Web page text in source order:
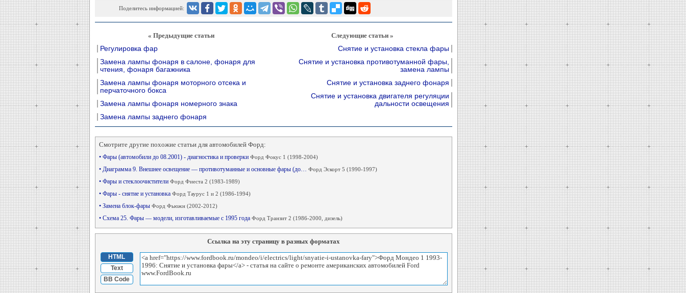
Поделитесь информацией:
« Предыдущие статьи
Регулировка фар
Замена лампы фонаря в салоне, фонаря для
чтения, фонаря багажника
Замена лампы фонаря моторного отсека и
перчаточного бокса
Замена лампы фонаря номерного знака
Замена лампы заднего фонаря
Следующие статьи »
Снятие и установка стекла фары
Снятие и установка противотуманной фары,
замена лампы
Снятие и установка заднего фонаря
Снятие и установка двигателя регуляции
дальности освещения
Смотрите другие похожие статьи для автомобилей Форд:
• Фары (автомобили до 08.2001) - диагностика и проверки Форд Фокус 1 (1998-2004)
• Диаграмма 9. Внешнее освещение — противотуманные и основные фары (до… Форд Эскорт 5 (1990-1997)
• Фары и стеклоочистители Форд Фиеста 2 (1983-1989)
• Фары - снятие и установка Форд Таурус 1 и 2 (1986-1994)
• Замена блок-фары Форд Фьюжн (2002-2012)
• Схема 25. Фары — модели, изготавливаемые с 1995 года Форд Транзит 2 (1986-2000, дизель)
Ссылка на эту страницу в разных форматах
HTML
Text
BB Code